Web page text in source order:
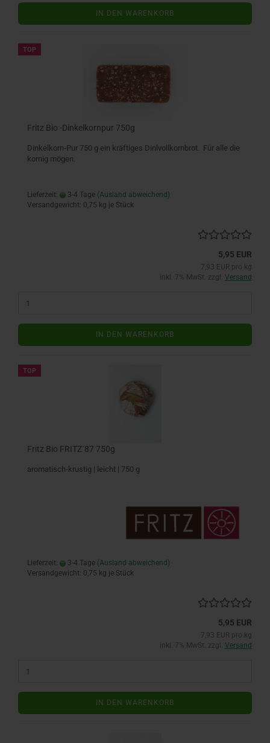
IN DEN WARENKORB
TOP
Fritz Bio -Dinkelkornpur 750g
Dinkelkorn-Pur 750 g ein kräftiges Dinlvollkornbrot. Für alle die
kornig mögen.
Lieferzeit: 3-4 Tage (Ausland abweichend)
Versandgewicht: 0,75 kg je Stück
5,95 EUR
7,93 EUR pro kg
inkl. 7% MwSt. zzgl. Versand
IN DEN WARENKORB
TOP
Fritz Bio FRITZ´87 750g
aromatisch-krustig | leicht | 750 g
Lieferzeit: 3-4 Tage (Ausland abweichend)
Versandgewicht: 0,75 kg je Stück
5,95 EUR
7,93 EUR pro kg
inkl. 7% MwSt. zzgl. Versand
IN DEN WARENKORB